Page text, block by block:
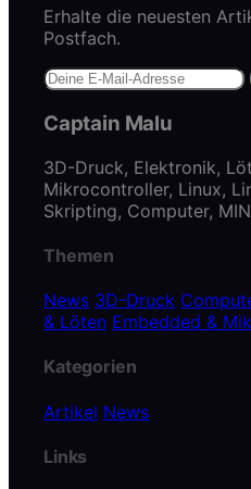
Erhalte die neuesten
Postfach.
Captain Malu
3D-Druck, Elektronik,
Mikrocontroller, Linux,
Skripting, Computer,
Themen
News 3D-Druck
& Löten Embedded &
Kategorien
Artikel News
Links